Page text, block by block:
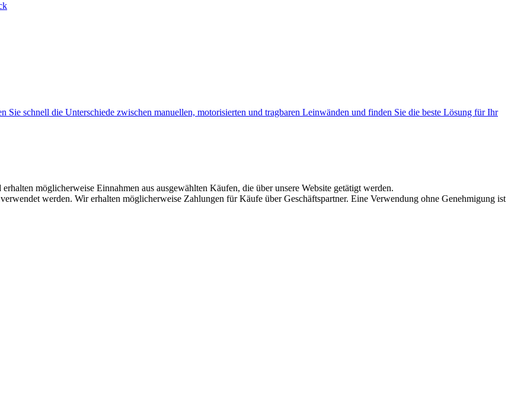
schnell die Unterschiede zwischen manuellen, motorisierten und tragbaren Leinwänden und finden Sie die beste Lösung für Ihr
möglicherweise Einnahmen aus ausgewählten Käufen, die über unsere Website getätigt werden.
werden. Wir erhalten möglicherweise Zahlungen für Käufe über Geschäftspartner. Eine Verwendung ohne Genehmigung ist